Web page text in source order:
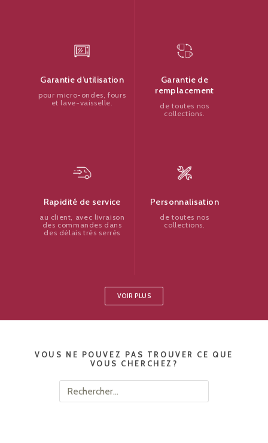
Garantie d’utilisation
pour micro-ondes, fours
et lave-vaisselle.
Garantie de
remplacement
de toutes nos
collections.
Rapidité de service
au client, avec livraison
des commandes dans
des délais très serrés
Personnalisation
de toutes nos
collections.
VOIR PLUS
VOUS NE POUVEZ PAS TROUVER CE QUE
VOUS CHERCHEZ?
Rechercher :